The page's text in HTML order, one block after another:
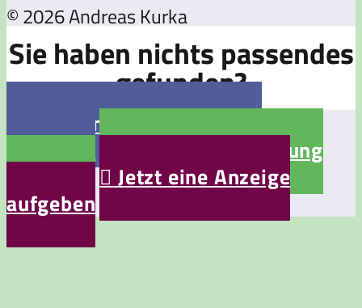
© 2026 Andreas Kurka
Sie haben nichts passendes
gefunden?
Jetzt eine Stellenanzeige
Jetzt eine Bewerbung
aufgeben Jetzt eine Anzeige
aufgeben